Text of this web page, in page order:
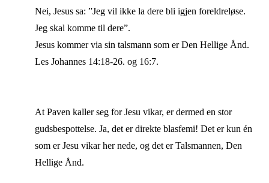
Nei, Jesus sa: ”Jeg vil ikke la dere bli igjen foreldreløse.
Jeg skal komme til dere”.
Jesus kommer via sin talsmann som er Den Hellige Ånd.
Les Johannes 14:18-26. og 16:7.
At Paven kaller seg for Jesu vikar, er dermed en stor
gudsbespottelse. Ja, det er direkte blasfemi! Det er kun én
som er Jesu vikar her nede, og det er Talsmannen, Den
Hellige Ånd.